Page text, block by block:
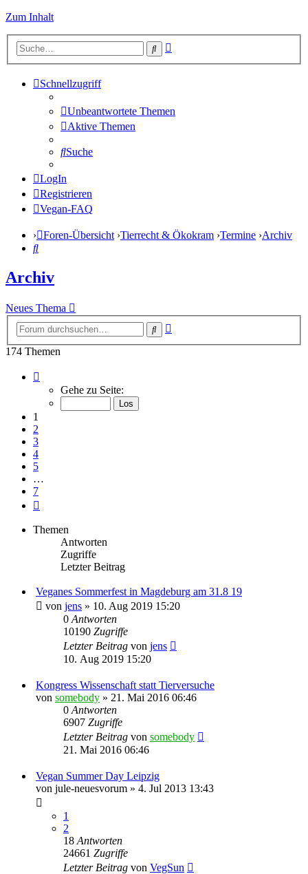
Zum Inhalt
Suche
Schnellzugriff
Unbeantwortete Themen
Aktive Themen
Suche
LogIn
Registrieren
Vegan-FAQ
Foren-Übersicht Tierrecht & Ökokram Termine Archiv
Suche
Archiv
Neues Thema
Suche
174 Themen
von
Gehe zu Seite:
1
2
3
4
5
…
7
Themen
Antworten
Zugriffe
Letzter Beitrag
Veganes Sommerfest in Magdeburg am 31.8 19
von jens » 10. Aug 2019 15:20
0 Antworten
10190 Zugriffe
Letzter Beitrag von jens
10. Aug 2019 15:20
Kongress Wissenschaft statt Tierversuche
von somebody » 21. Mai 2016 06:46
0 Antworten
6907 Zugriffe
Letzter Beitrag von somebody
21. Mai 2016 06:46
Vegan Summer Day Leipzig
von jule-neuesvorum » 4. Jul 2013 13:43
1
2
18 Antworten
24661 Zugriffe
Letzter Beitrag von VegSun